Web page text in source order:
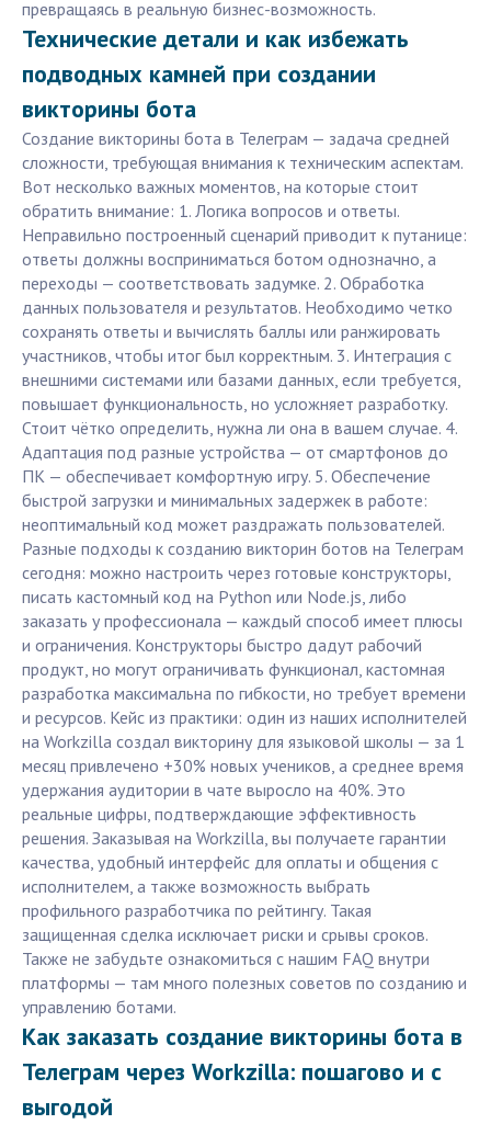
превращаясь в реальную бизнес-возможность.
Технические детали и как избежать
подводных камней при создании
викторины бота
Создание викторины бота в Телеграм — задача средней
сложности, требующая внимания к техническим аспектам.
Вот несколько важных моментов, на которые стоит
обратить внимание: 1. Логика вопросов и ответы.
Неправильно построенный сценарий приводит к путанице:
ответы должны восприниматься ботом однозначно, а
переходы — соответствовать задумке. 2. Обработка
данных пользователя и результатов. Необходимо четко
сохранять ответы и вычислять баллы или ранжировать
участников, чтобы итог был корректным. 3. Интеграция с
внешними системами или базами данных, если требуется,
повышает функциональность, но усложняет разработку.
Стоит чётко определить, нужна ли она в вашем случае. 4.
Адаптация под разные устройства — от смартфонов до
ПК — обеспечивает комфортную игру. 5. Обеспечение
быстрой загрузки и минимальных задержек в работе:
неоптимальный код может раздражать пользователей.
Разные подходы к созданию викторин ботов на Телеграм
сегодня: можно настроить через готовые конструкторы,
писать кастомный код на Python или Node.js, либо
заказать у профессионала — каждый способ имеет плюсы
и ограничения. Конструкторы быстро дадут рабочий
продукт, но могут ограничивать функционал, кастомная
разработка максимальна по гибкости, но требует времени
и ресурсов. Кейс из практики: один из наших исполнителей
на Workzilla создал викторину для языковой школы — за 1
месяц привлечено +30% новых учеников, а среднее время
удержания аудитории в чате выросло на 40%. Это
реальные цифры, подтверждающие эффективность
решения. Заказывая на Workzilla, вы получаете гарантии
качества, удобный интерфейс для оплаты и общения с
исполнителем, а также возможность выбрать
профильного разработчика по рейтингу. Такая
защищенная сделка исключает риски и срывы сроков.
Также не забудьте ознакомиться с нашим FAQ внутри
платформы — там много полезных советов по созданию и
управлению ботами.
Как заказать создание викторины бота в
Телеграм через Workzilla: пошагово и с
выгодой